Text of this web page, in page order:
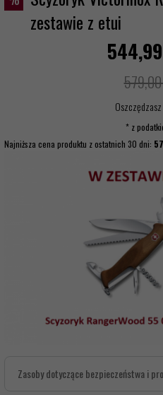
zestawie z etui
544,99
* z
Najniższa cena produktu z ostatnich 30 dni:
Zasoby dotyczące bezpieczeństwa i